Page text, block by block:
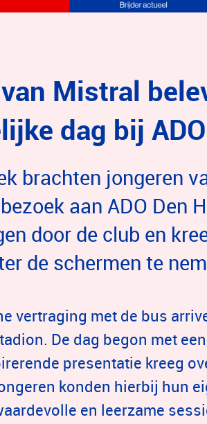
Mistral
dag bij
brachten jongeren
aan ADO Den
door de club en
de schermen te
vertraging met de bus
De dag begon met
presentatie kreeg
konden hierbij hun
en leerzame